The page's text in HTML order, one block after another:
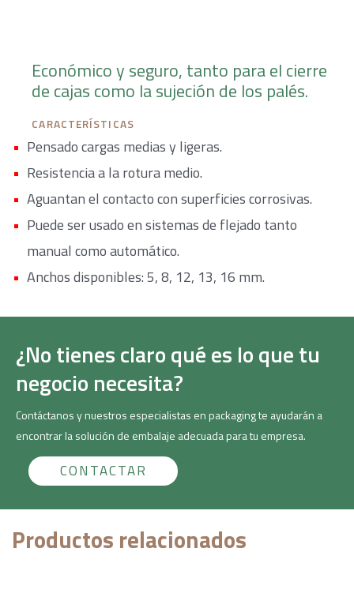
Económico y seguro, tanto para el cierre
de cajas como la sujeción de los palés.
CARACTERÍSTICAS
Pensado cargas medias y ligeras.
Resistencia a la rotura medio.
Aguantan el contacto con superficies corrosivas.
Puede ser usado en sistemas de flejado tanto
manual como automático.
Anchos disponibles: 5, 8, 12, 13, 16 mm.
¿No tienes claro qué es lo que tu
negocio necesita?
Contáctanos y nuestros especialistas en packaging te ayudarán a
encontrar la solución de embalaje adecuada para tu empresa.
CONTACTAR
Productos relacionados